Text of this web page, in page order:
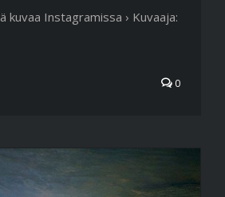
kuvaa Instagramissa › Kuvaaja:
0